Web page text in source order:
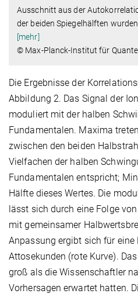
Ausschnitt aus der
der beiden Spiegelhälften
[mehr]
© Max-Planck-Institut für
Die Ergebnisse der
Abbildung 2. Das Signal der
moduliert mit der halben
Fundamentalen. Maxima
zwischen den beiden
Vielfachen der halben
Fundamentalen entspricht;
Hälfte dieses Wertes. Die
lässt sich durch eine Folge von
mit gemeinsamer
Anpassung ergibt sich für
Attosekunden (rote Kurve).
groß als die Wissenschaftler
Vorhersagen erwartet hatten.